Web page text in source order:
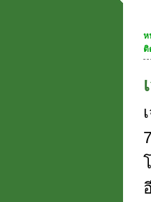
ห
ติ